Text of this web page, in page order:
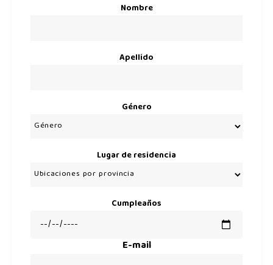
Nombre
Apellido
Género
Lugar de residencia
Cumpleaños
E-mail